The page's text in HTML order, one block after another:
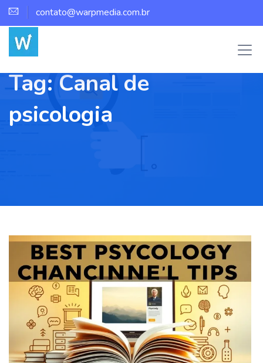
contato@warpmedia.com.br
Tag:Canal de
psicologia